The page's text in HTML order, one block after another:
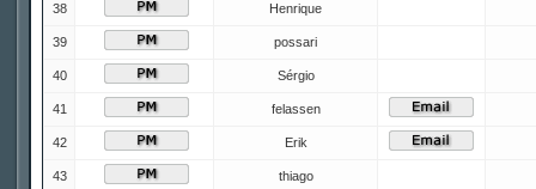
38 Henrique
39 possari
40 Sérgio
41 felassen
42 Erik
43 thiago